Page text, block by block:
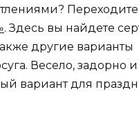
Переходите
. Здесь вы найдете
другие варианты
Весело, задорно
вариант для